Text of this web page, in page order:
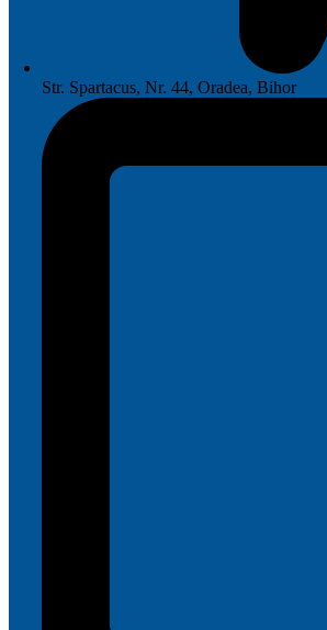
Str. Spartacus, Nr. 44, Oradea, Bihor